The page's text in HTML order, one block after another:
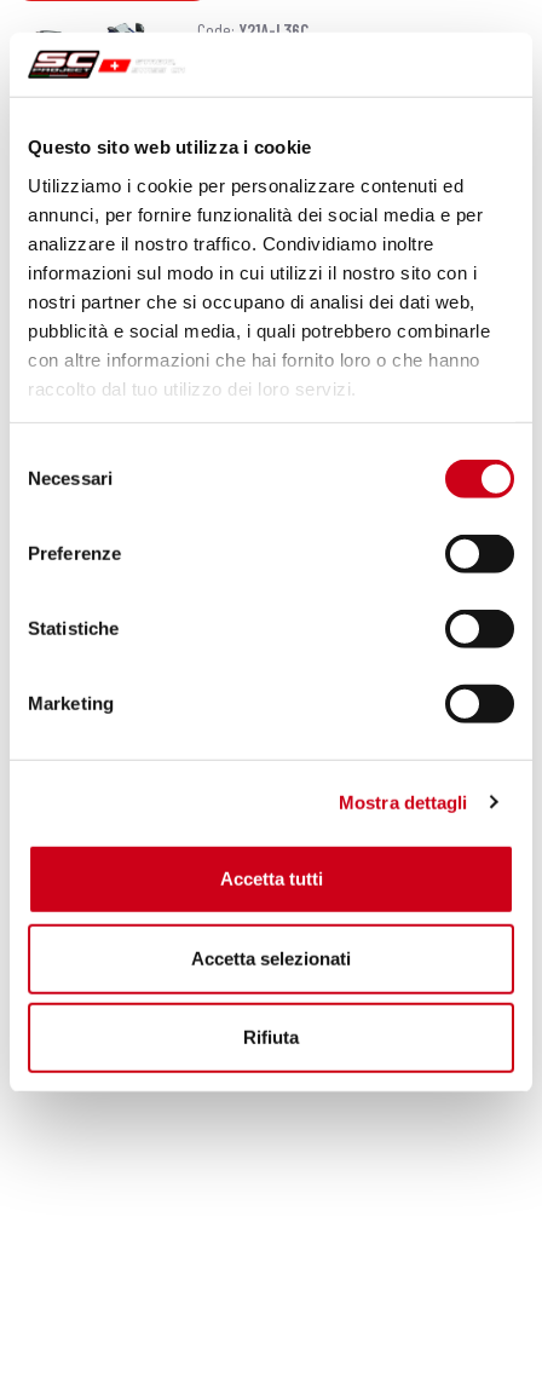
Questo sito web utilizza i cookie
Utilizziamo i cookie per personalizzare contenuti ed
annunci, per fornire funzionalità dei social media e per
analizzare il nostro traffico. Condividiamo inoltre
informazioni sul modo in cui utilizzi il nostro sito con i
nostri partner che si occupano di analisi dei dati web,
pubblicità e social media, i quali potrebbero combinarle
con altre informazioni che hai fornito loro o che hanno
raccolto dal tuo utilizzo dei loro servizi.
delNecessari
Preferenze
Statistiche
Marketing
Mostra dettagli
Accetta tutti
Accetta selezionati
Rifiuta
Code: Y21A-L36C
590,00 CHF
PRODUKT
NUR FÜR DEN RENNEINSATZ Vergleiche
Code:Y21A-H36C
Kohlefaser CR-T Schalldämpfer, Hohe
position
590,00 CHF
PRODUKT
NUR FÜR DEN RENNEINSATZ
Titan CR-T Schalldämpfer, Hohe position
PRODUKT